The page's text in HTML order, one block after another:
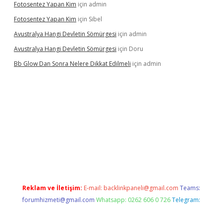
Fotosentez Yapan Kim için admin
Fotosentez Yapan Kim için Sibel
Avustralya Hangi Devletin Sömürgesi için admin
Avustralya Hangi Devletin Sömürgesi için Doru
Bb Glow Dan Sonra Nelere Dikkat Edilmeli için admin
Reklam ve İletişim: E-mail: backlinkpaneli@gmail.com Teams:
forumhizmeti@gmail.com Whatsapp: 0262 606 0 726 Telegram: